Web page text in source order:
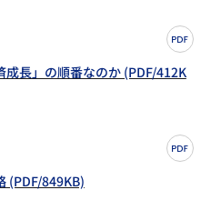
長」の順番なのか (PDF/412K
(PDF/849KB)